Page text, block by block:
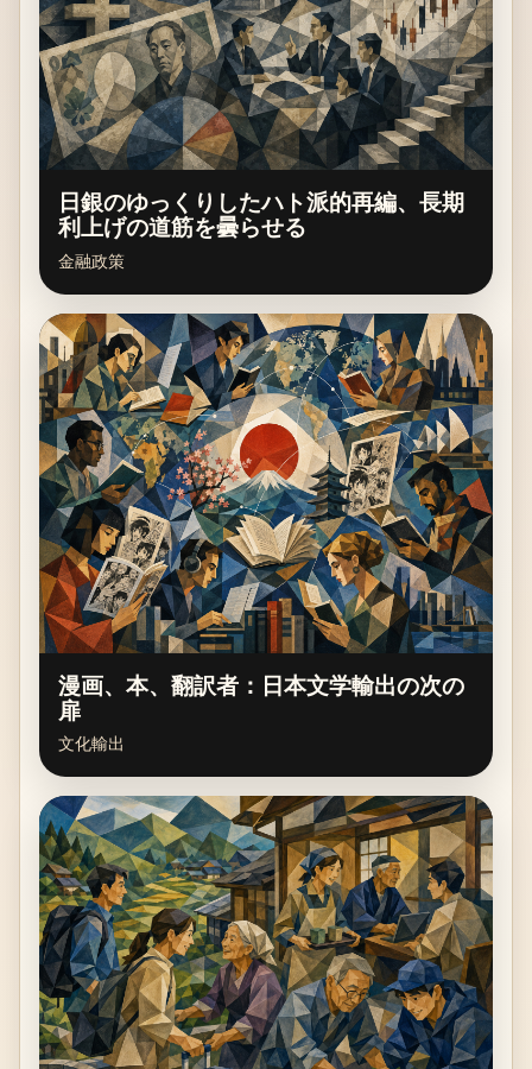
日銀のゆっくりしたハト派的再編、長期
利上げの道筋を曇らせる
金融政策
漫画、本、翻訳者：日本文学輸出の次の
扉
文化輸出